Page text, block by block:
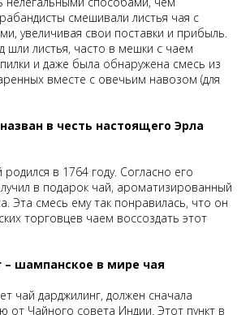
смешивали листья чая с
увеличивая свои поставки и прибыль.
шли листья, часто в мешки с чаем
и даже была обнаружена смесь из
вместе с овечьим навозом (для
в честь настоящего Эрла
в 1764 году. Согласно его
в подарок чай, ароматизированный
Эта смесь ему так понравилась, что он
торговцев чаем воссоздать этот
– шампанское в мире чая
чай дарджилинг, должен сначала
от Чайного совета Индии. Этот пункт в